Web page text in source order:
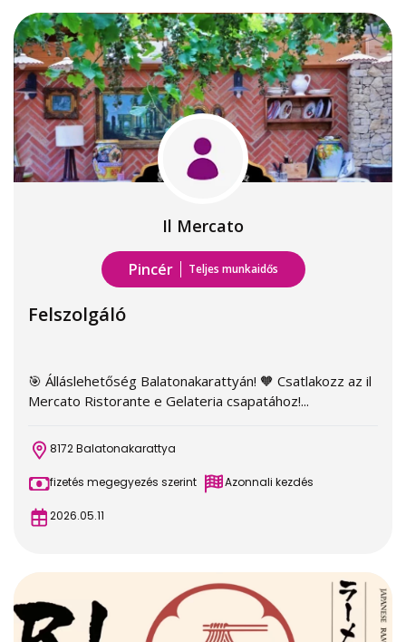
Il Mercato
Pincér Teljes munkaidős
Felszolgáló
🎯 Álláslehetőség Balatonakarattyán! 🧡 Csatlakozz az il
Mercato Ristorante e Gelateria csapatához!...
8172 Balatonakarattya
fizetés megegyezés szerint Azonnali kezdés
2026.05.11